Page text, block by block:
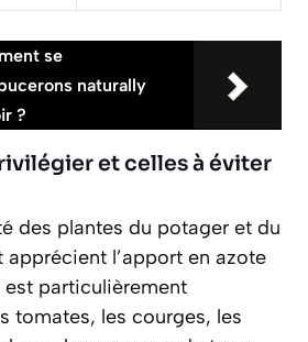
se
naturally
?
et celles à éviter
des plantes du potager et du
apprécient l’apport en azote
est particulièrement
tomates, les courges, les